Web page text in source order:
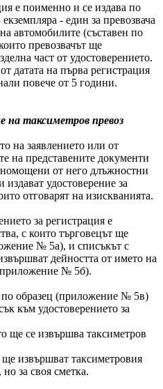
е поименно и се издава по
- един за превозвача
автомобилите (съставен по
превозвачът ще
част от удостоверението.
датата на първа регистрация
повече от 5 години.
на таксиметров превоз
на заявлението или от
на представените документи
от него длъжностни
удостоверение за
отговарят на изискванията.
за регистрация е
с които търговецът ще
№ 5а), и списъкът с
дейността от името на
№ 5б).
по образец (приложение № 5в)
към удостоверението за
ще се извършва таксиметров
извършват таксиметровия
за своя сметка.